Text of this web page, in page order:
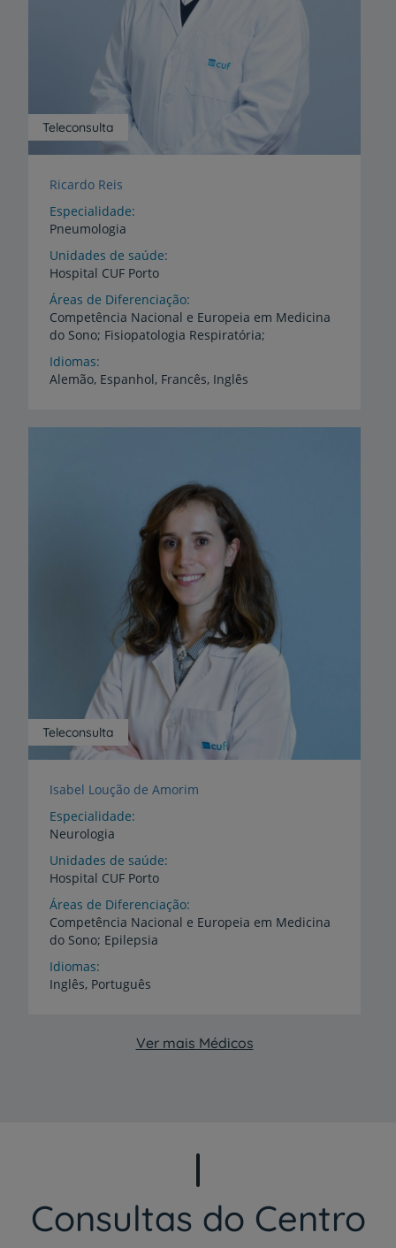
Teleconsulta
Ricardo Reis
Especialidade
Pneumologia
Unidades de saúde
Hospital CUF Porto
Áreas de Diferenciação
Competência Nacional e Europeia em Medicina
do Sono; Fisiopatologia Respiratória;
Idiomas
Alemão, Espanhol, Francês, Inglês
Teleconsulta
Isabel Loução de Amorim
Especialidade
Neurologia
Unidades de saúde
Hospital CUF Porto
Áreas de Diferenciação
Competência Nacional e Europeia em Medicina
do Sono; Epilepsia
Idiomas
Inglês, Português
Ver mais Médicos
Consultas do Centro